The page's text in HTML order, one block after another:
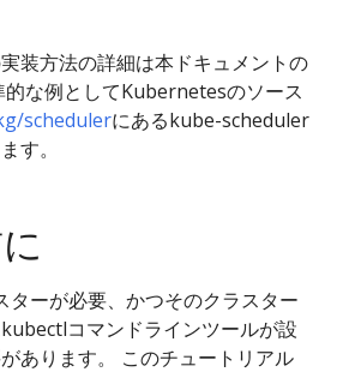
装方法の詳細は本ドキュメントの
的な例としてKubernetesのソース
schedulerにあるkube-scheduler
す。
ーが必要、かつそのクラスター
コマンドラインツールが設
あります。 このチュートリアル